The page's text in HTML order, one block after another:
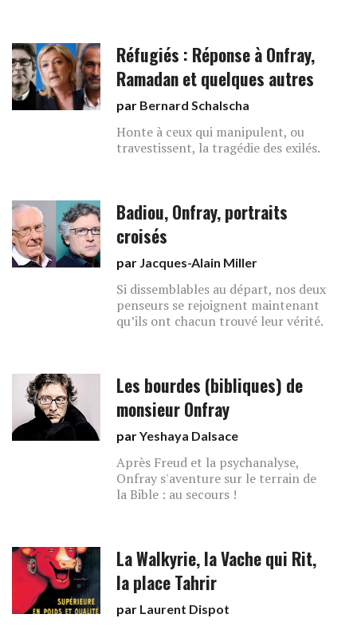
Réfugiés : Réponse à Onfray,
Ramadan et quelques autres
par Bernard Schalscha
Honte à ceux qui manipulent, ou
travestissent, la tragédie des exilés.
Badiou, Onfray, portraits
croisés
par Jacques-Alain Miller
Si dissemblables au départ, nos deux
penseurs se rejoignent maintenant
qu’ils ont chacun trouvé leur vérité.
Les bourdes (bibliques) de
monsieur Onfray
parYeshaya Dalsace
Après Freud et la psychanalyse,
Onfray s'aventure sur le terrain de
la Bible : au secours !
La Walkyrie, la Vache qui Rit,
la place Tahrir
par Laurent Dispot